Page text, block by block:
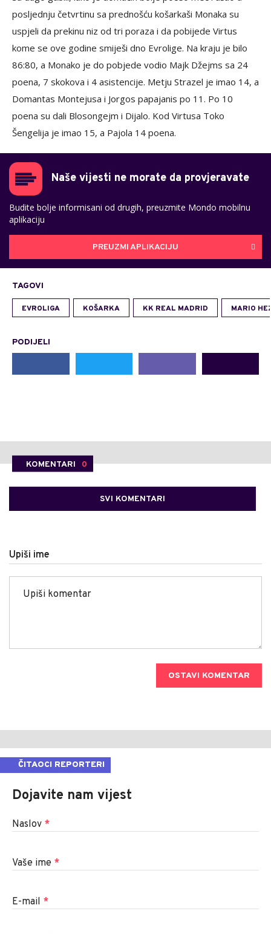
posljednju četvrtinu sa prednošću košarkaši Monaka su
uspjeli da prekinu niz od tri poraza i da pobijede Virtus
kome se ove godine smiješi dno Evrolige. Na kraju je bilo
86:80, a Monako je do pobjede vodio Majk Džejms sa 24
poena, 7 skokova i 4 asistencije. Metju Strazel je imao 14, a
Domantas Montejusa i Jorgos papajanis po 11. Po 10
poena su dali Blosongejm i Dijalo. Kod Virtusa Toko
Šengelija je imao 15, a Pajola 14 poena.
Naše vijesti ne morate da provjeravate
Budite bolje informisani od drugih, preuzmite Mondo mobilnu
aplikaciju
PREUZMI APLIKACIJU
TAGOVI
EVROLIGA KOŠARKA KK REAL MADRID MARIO
PODIJELI
KOMENTARI 0
SVI KOMENTARI
Upiši ime
OSTAVI KOMENTAR
ČITAOCI REPORTERI
Dojavite nam vijest
Naslov *
Vaše ime *
E-mail *